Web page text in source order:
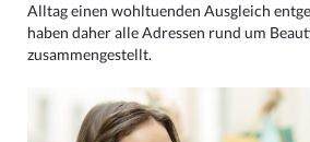
Alltag einen wohltuenden Ausgleich
haben daher alle Adressen rund um
zusammengestellt.